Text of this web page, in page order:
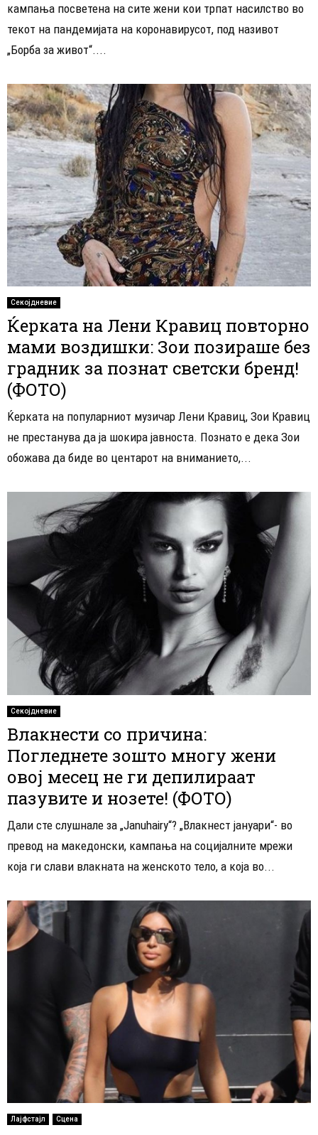
кампања посветена на сите жени кои трпат насилство во
текот на пандемијата на коронавирусот, под називот
„Борба за живот“....
Секојдневие
Ќерката на Лени Кравиц повторно
мами воздишки: Зои позираше без
градник за познат светски бренд!
(ФОТО)
Ќерката на популарниот музичар Лени Кравиц, Зои Кравиц
не престанува да ја шокира јавноста. Познато е дека Зои
обожава да биде во центарот на вниманието,...
Секојдневие
Влакнести со причина:
Погледнете зошто многу жени
овој месец не ги депилираат
пазувите и нозете! (ФОТО)
Дали сте слушнале за „Januhairy“? „Влакнест јануари“- во
превод на македонски, кампања на социјалните мрежи
која ги слави влакната на женското тело, а која во...
Лајфстајл Сцена